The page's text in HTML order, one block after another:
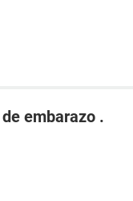
embarazo .